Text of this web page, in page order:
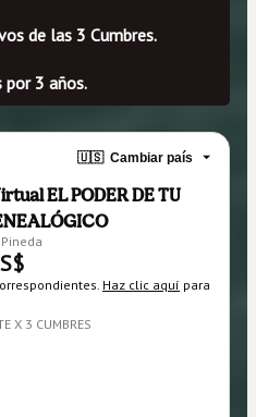
de las 3 Cumbres.
por 3 años.
🇺🇸 Cambiar país
EL PODER DE TU
Haz clic aquí para
X 3 CUMBRES